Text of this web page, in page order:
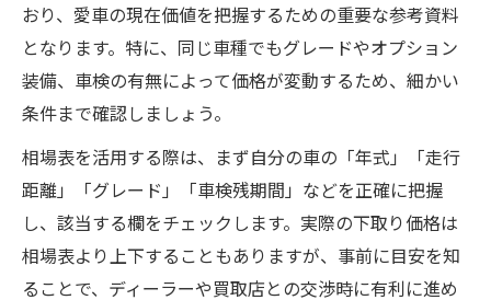
おり、愛車の現在価値を把握するための重要な参考資料
となります。特に、同じ車種でもグレードやオプション
装備、車検の有無によって価格が変動するため、細かい
条件まで確認しましょう。
相場表を活用する際は、まず自分の車の「年式」「走行
距離」「グレード」「車検残期間」などを正確に把握
し、該当する欄をチェックします。実際の下取り価格は
相場表より上下することもありますが、事前に目安を知
ることで、ディーラーや買取店との交渉時に有利に進め